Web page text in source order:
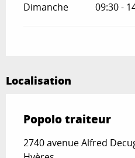
Dimanche 09:30 -
Localisation
Popolo traiteur
2740 avenue Alfred